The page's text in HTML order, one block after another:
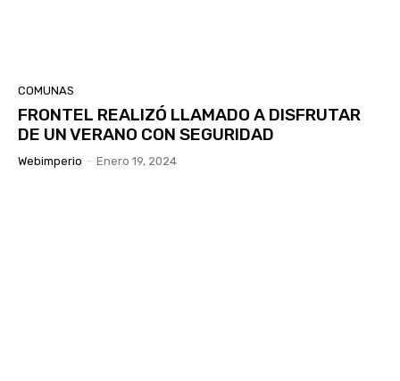
COMUNAS
FRONTEL REALIZÓ LLAMADO A DISFRUTAR
DE UN VERANO CON SEGURIDAD
Webimperio - Enero 19, 2024